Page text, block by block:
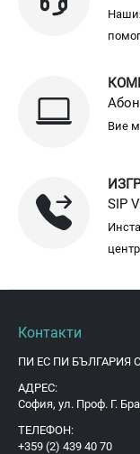
Вие
SIP
Контакти
ПИ ЕС ПИ БЪЛГАРИЯ
АДРЕС:
София, ул. Проф. Г.
ТЕЛЕФОН:
+359 (2) 439 40 70